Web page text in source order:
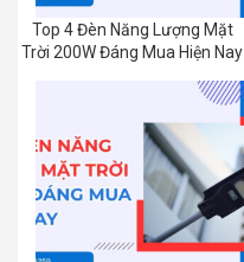
Top 4 Đèn Năng Lượng Mặt
Trời 200W Đáng Mua Hiện Nay